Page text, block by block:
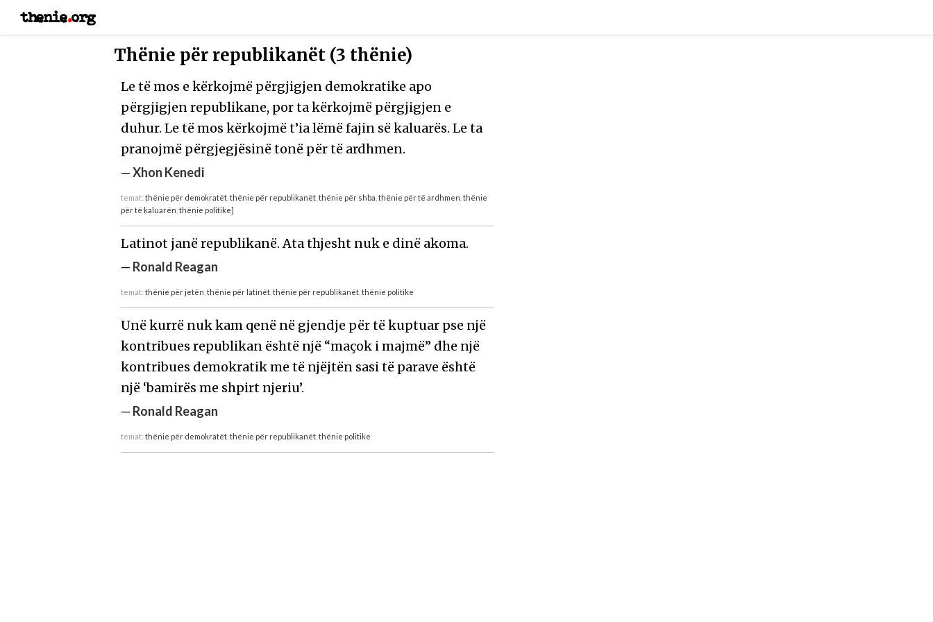
thenie.org
Thënie për republikanët (3 thënie)
Le të mos e kërkojmë përgjigjen demokratike apo
përgjigjen republikane, por ta kërkojmë përgjigjen e
duhur. Le të mos kërkojmë t’ia lëmë fajin së kaluarës. Le ta
pranojmë përgjegjësinë tonë për të ardhmen.
—Xhon Kenedi
temat:thënie për demokratët ,thënie për republikanët ,thënie për shba ,thënie për të ardhmen ,thënie
për të kaluarën ,thënie politike]
Latinot janë republikanë. Ata thjesht nuk e dinë akoma.
— Ronald Reagan
temat:thënie për jetën ,thënie për latinët ,thënie për republikanët ,thënie politike
Unë kurrë nuk kam qenë në gjendje për të kuptuar pse një
kontribues republikan është një “maçok i majmë” dhe një
kontribues demokratik me të njëjtën sasi të parave është
një ‘bamirës me shpirt njeriu’.
— Ronald Reagan
temat:thënie për demokratët ,thënie për republikanët ,thënie politike